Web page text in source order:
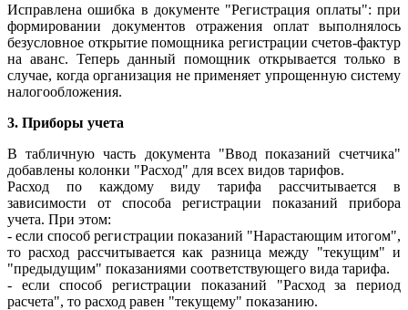
Исправлена ошибка в документе "Регистрация оплаты": при
формировании документов отражения оплат выполнялось
безусловное открытие помощника регистрации счетов-фактур
на аванс. Теперь данный помощник открывается только в
случае, когда организация не применяет упрощенную систему
налогообложения.
3. Приборы учета
В табличную часть документа "Ввод показаний счетчика"
добавлены колонки "Расход" для всех видов тарифов.
Расход по каждому виду тарифа рассчитывается в
зависимости от способа регистрации показаний прибора
учета. При этом:
- если способ регистрации показаний "Нарастающим итогом",
то расход рассчитывается как разница между "текущим" и
"предыдущим" показаниями соответствующего вида тарифа.
- если способ регистрации показаний "Расход за период
расчета", то расход равен "текущему" показанию.